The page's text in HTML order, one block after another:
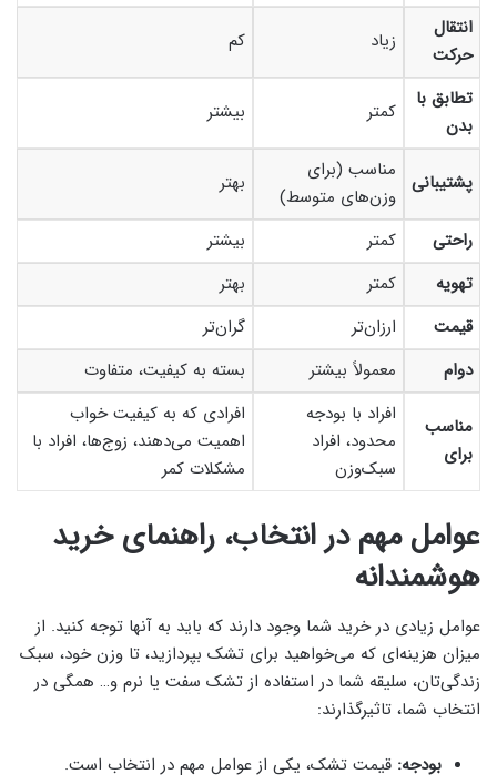
انتقال
حرکت
زیاد کم
تطابق با
بدن
کمتر بیشتر
پشتیبانی
مناسب (برای
وزن‌های متوسط)
بهتر
راحتی کمتر
بیشتر
تهویه
کمتر
بهتر
قیمت
ارزان‌تر
گران‌تر
دوام
معمولاً بیشتر بسته به کیفیت، متفاوت
مناسب
برای
افراد با بودجه
محدود، افراد
سبک‌وزن
افرادی که به کیفیت خواب
اهمیت می‌دهند، زوج‌ها، افراد با
مشکلات کمر
عوامل مهم در انتخاب، راهنمای خرید
هوشمندانه
عوامل زیادی در خرید شما وجود دارند که باید به آنها توجه کنید. از
میزان هزینه‌ای که می‌خواهید برای تشک بپردازید، تا وزن خود، سبک
زندگی‌تان، سلیقه شما در استفاده از تشک سفت یا نرم و… همگی در
انتخاب شما، تاثیرگذارند:
بودجه: قیمت تشک، یکی از عوامل مهم در انتخاب است.